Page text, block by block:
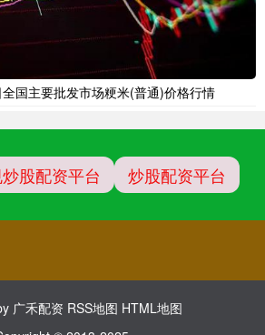
国主要批发市场粳米(普通)价格行情
股配资平台 炒股配资平台
广禾配资 RSS地图 HTML地图